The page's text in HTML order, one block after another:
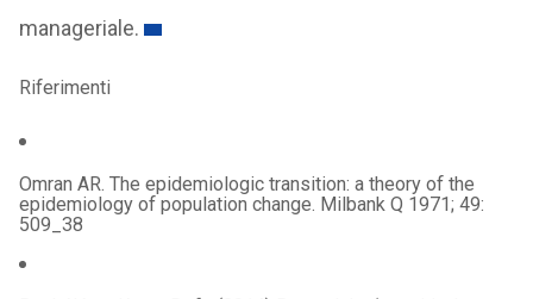
manageriale.
Riferimenti
Omran AR. The epidemiologic transition: a theory of the
epidemiology of population change. Milbank Q 1971; 49:
509_38